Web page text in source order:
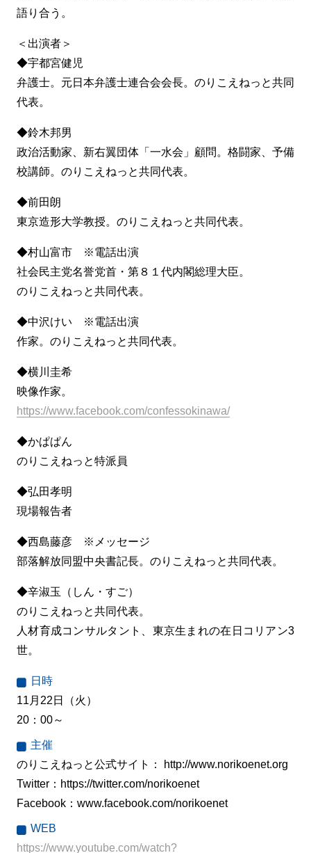
語り合う。
＜出演者＞
◆宇都宮健児
弁護士。元日本弁護士連合会会長。のりこえねっと共同
代表。
◆鈴木邦男
政治活動家、新右翼団体「一水会」顧問。格闘家、予備
校講師。のりこえねっと共同代表。
◆前田朗
東京造形大学教授。のりこえねっと共同代表。
◆村山富市 ※電話出演
社会民主党名誉党首・第８１代内閣総理大臣。
のりこえねっと共同代表。
◆中沢けい ※電話出演
作家。のりこえねっと共同代表。
◆横川圭希
映像作家。
https://www.facebook.com/confessokinawa/
◆かぱぱん
のりこえねっと特派員
◆弘田孝明
現場報告者
◆西島藤彦 ※メッセージ
部落解放同盟中央書記長。のりこえねっと共同代表。
◆辛淑玉（しん・すご）
のりこえねっと共同代表。
人材育成コンサルタント、東京生まれの在日コリアン3
世。
日時
11月22日（火）
20：00～
主催
のりこえねっと公式サイト： http://www.norikoenet.org
Twitter：https://twitter.com/norikoenet
Facebook：www.facebook.com/norikoenet
WEB
https://www.youtube.com/watch?